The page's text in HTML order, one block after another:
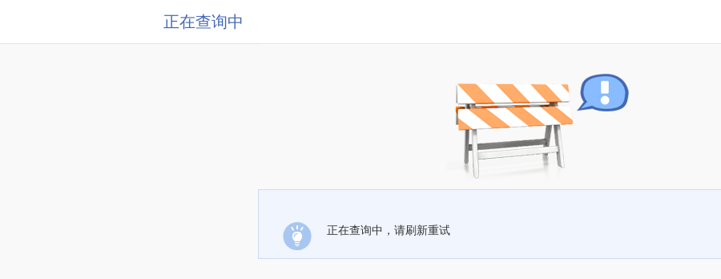
正在查询中
正在查询中，请刷新重试